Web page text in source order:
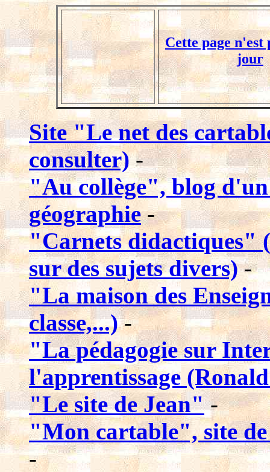
Cette page n'est
jour
Site "Le net des
consulter)-
"Au collège", blog
géographie-
"Carnets didactiques"
sur des sujets divers)-
"La maison des
classe,...)-
"La pédagogie sur
l'apprentissage
"Le site de Jean"-
"Mon cartable", site de
-